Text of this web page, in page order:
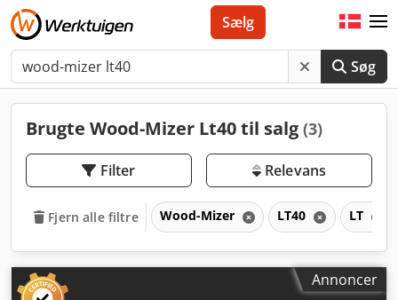
Søg
Sælg
Brugte Wood-Mizer Lt40 til salg (3)
Filter Relevans
Fjern alle filtre Wood-Mizer LT40 LT
Annoncer